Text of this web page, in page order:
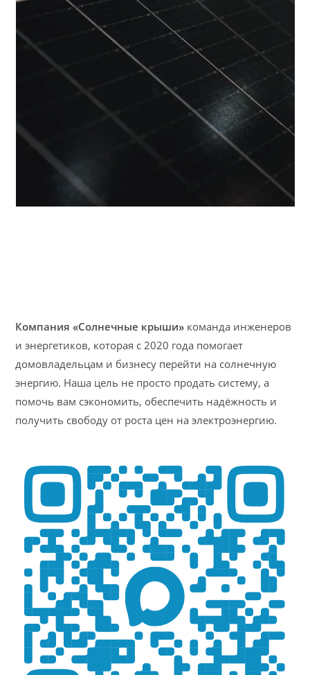
Компания «Солнечные крыши» команда инженеров
и энергетиков, которая с 2020 года помогает
домовладельцам и бизнесу перейти на солнечную
энергию. Наша цель не просто продать систему, а
помочь вам сэкономить, обеспечить надёжность и
получить свободу от роста цен на электроэнергию.